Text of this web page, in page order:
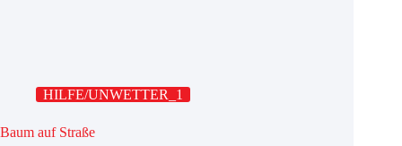
HILFE/UNWETTER_1
Baum auf Straße